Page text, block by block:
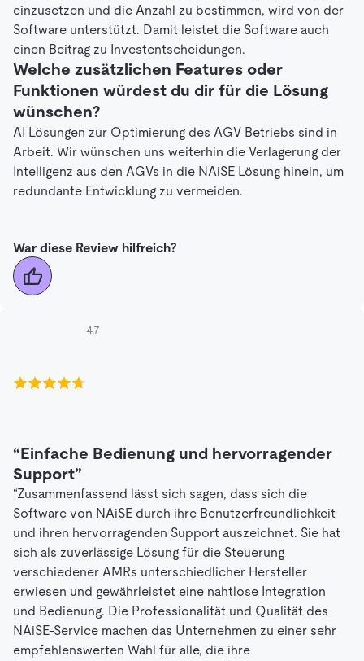
einzusetzen und die Anzahl zu bestimmen, wird von der
Software unterstützt. Damit leistet die Software auch
einen Beitrag zu Investentscheidungen.
Welche zusätzlichen Features oder
Funktionen würdest du dir für die Lösung
wünschen?
AI Lösungen zur Optimierung des AGV Betriebs sind in
Arbeit. Wir wünschen uns weiterhin die Verlagerung der
Intelligenz aus den AGVs in die NAiSE Lösung hinein, um
redundante Entwicklung zu vermeiden.
War diese Review hilfreich?
4.7
“Einfache Bedienung und hervorragender
Support”
“Zusammenfassend lässt sich sagen, dass sich die
Software von NAiSE durch ihre Benutzerfreundlichkeit
und ihren hervorragenden Support auszeichnet. Sie hat
sich als zuverlässige Lösung für die Steuerung
verschiedener AMRs unterschiedlicher Hersteller
erwiesen und gewährleistet eine nahtlose Integration
und Bedienung. Die Professionalität und Qualität des
NAiSE-Service machen das Unternehmen zu einer sehr
empfehlenswerten Wahl für alle, die ihre